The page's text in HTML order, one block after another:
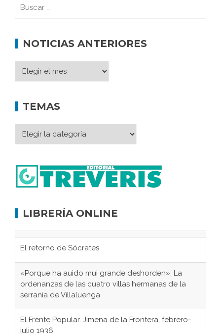
NOTICIAS ANTERIORES
TEMAS
LIBRERÍA ONLINE
ordenanzas de las cuatro villas hermanas de la
serranía de Villaluenga
julio 1936